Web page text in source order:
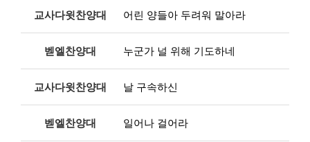
교사다윗찬양대 어린 양들아 두려워 말아라
벧엘찬양대 누군가 널 위해 기도하네
교사다윗찬양대 날 구속하신
벧엘찬양대 일어나 걸어라